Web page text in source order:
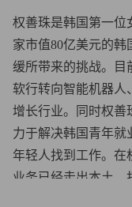
权善珠是韩国第一位
家市值80亿美元的
缓所带来的挑战。目
软行转向智能机器人
增长行业。同时权善
力于解决韩国青年就
年轻人找到工作。在
业务已经走出本土，
心，同时去年的利润